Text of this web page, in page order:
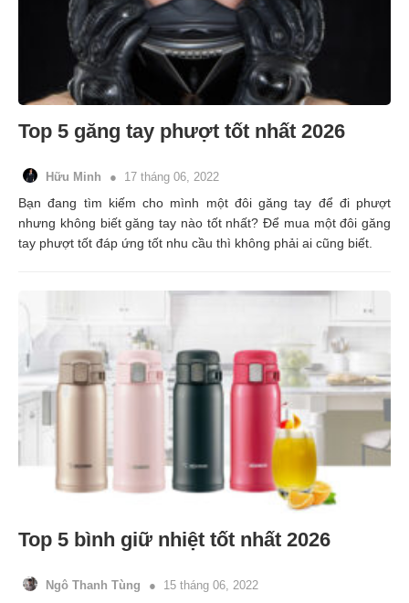
Top 5 găng tay phượt tốt nhất 2026
Hữu Minh 17 tháng 06, 2022
Bạn đang tìm kiếm cho mình một đôi găng tay để đi phượt
nhưng không biết găng tay nào tốt nhất? Để mua một đôi găng
tay phượt tốt đáp ứng tốt nhu cầu thì không phải ai cũng biết.
Top 5 bình giữ nhiệt tốt nhất 2026
Ngô Thanh Tùng 15 tháng 06, 2022